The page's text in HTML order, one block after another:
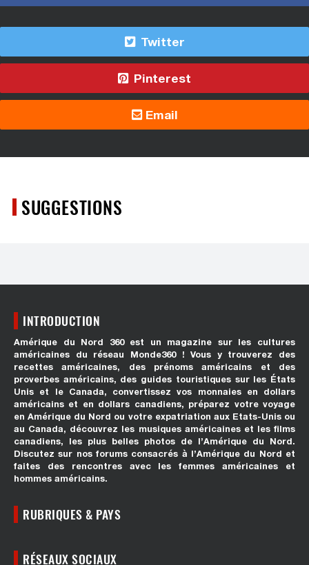
Twitter
Pinterest
Email
SUGGESTIONS
INTRODUCTION
Amérique du Nord 360 est un magazine sur les cultures
américaines du réseau Monde360 ! Vous y trouverez des
recettes américaines, des prénoms américains et des
proverbes américains, des guides touristiques sur les États
Unis et le Canada, convertissez vos monnaies en dollars
américains et en dollars canadiens, préparez votre voyage
en Amérique du Nord ou votre expatriation aux Etats-Unis ou
au Canada, découvrez les musiques américaines et les films
canadiens, les plus belles photos de l’Amérique du Nord.
Discutez sur nos forums consacrés à l’Amérique du Nord et
faites des rencontres avec les femmes américaines et
hommes américains.
RUBRIQUES & PAYS
RÉSEAUX SOCIAUX